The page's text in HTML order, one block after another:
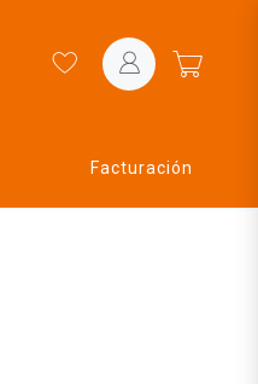
Facturación